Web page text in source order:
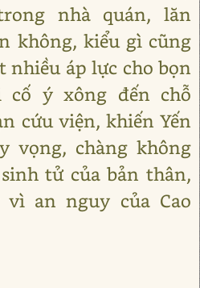
nhà quán, lăn
không, kiểu gì cũng
nhiều áp lực cho bọn
cố ý xông đến chỗ
cứu viện, khiến Yến
vọng, chàng không
tử của bản thân,
an nguy của Cao